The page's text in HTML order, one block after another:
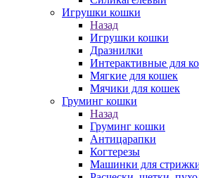
Игрушки кошки
Назад
Игрушки кошки
Дразнилки
Интерактивные для
Мягкие для кошек
Мячики для кошек
Груминг кошки
Назад
Груминг кошки
Антицарапки
Когтерезы
Машинки для